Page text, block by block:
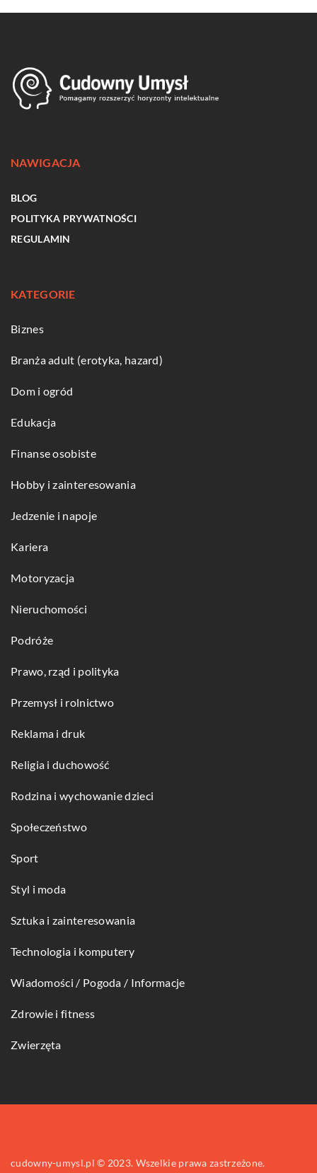
NAWIGACJA
BLOG
POLITYKA PRYWATNOŚCI
REGULAMIN
KATEGORIE
Biznes
Branża adult (erotyka, hazard)
Dom i ogród
Edukacja
Finanse osobiste
Hobby i zainteresowania
Jedzenie i napoje
Kariera
Motoryzacja
Nieruchomości
Podróże
Prawo, rząd i polityka
Przemysł i rolnictwo
Reklama i druk
Religia i duchowość
Rodzina i wychowanie dzieci
Społeczeństwo
Sport
Styl i moda
Sztuka i zainteresowania
Technologia i komputery
Wiadomości / Pogoda / Informacje
Zdrowie i fitness
Zwierzęta
cudowny-umysl.pl © 2023. Wszelkie prawa zastrzeżone.